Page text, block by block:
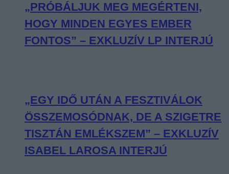
„PRÓBÁLJUK MEG MEGÉRTENI,
HOGY MINDEN EGYES EMBER
FONTOS” – EXKLUZÍV LP INTERJÚ
„EGY IDŐ UTÁN A FESZTIVÁLOK
ÖSSZEMOSÓDNAK, DE A SZIGETRE
TISZTÁN EMLÉKSZEM” – EXKLUZÍV
ISABEL LAROSA INTERJÚ